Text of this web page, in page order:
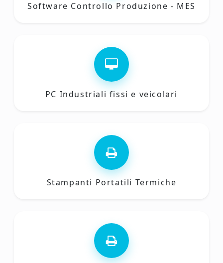
Software Controllo Produzione - MES
PC Industriali fissi e veicolari
Stampanti Portatili Termiche